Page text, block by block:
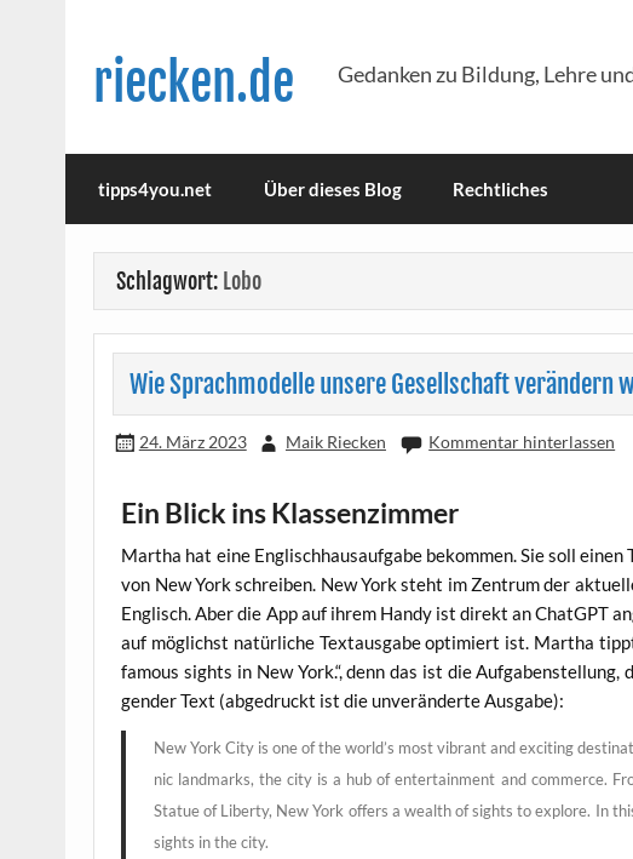
riecken.de Gedanken zu Bildung, Lehre
tipps4you.net Über dieses Blog Rechtliches
Schlagwort: Lobo
Wie Sprachmodelle unsere Gesellschaft verändern
24. März 2023 Maik Riecken Kommentar hinterlassen
Ein Blick ins Klassenzimmer
Mar­tha hat eine Eng­lisch­haus­auf­ga­be bekom­men. Sie soll
von New York schrei­ben. New York steht im Zen­trum der
Eng­lisch. Aber die App auf ihrem Han­dy ist direkt an ChatGPT
auf mög­lichst natür­li­che Text­aus­ga­be opti­miert ist. Mar­tha
famous sights in New York.“, denn das ist die
gen­der Text (abge­druckt ist die unver­än­der­te Ausgabe):
New York City is one of the world’s most vibrant and exci­ting
nic land­marks, the city is a hub of enter­tain­ment and com­mer­ce.
Sta­tue of Liber­ty, New York offers a wealth of sights to explo­re. In
sights in the city.